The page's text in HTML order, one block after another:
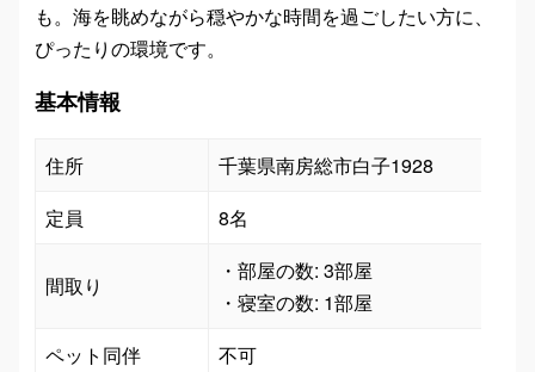
も。海を眺めながら穏やかな時間を過ごしたい方に、
ぴったりの環境です。
基本情報
住所
千葉県南房総市白子1928
定員
8名
間取り
・部屋の数: 3部屋
・寝室の数: 1部屋
ペット同伴
不可